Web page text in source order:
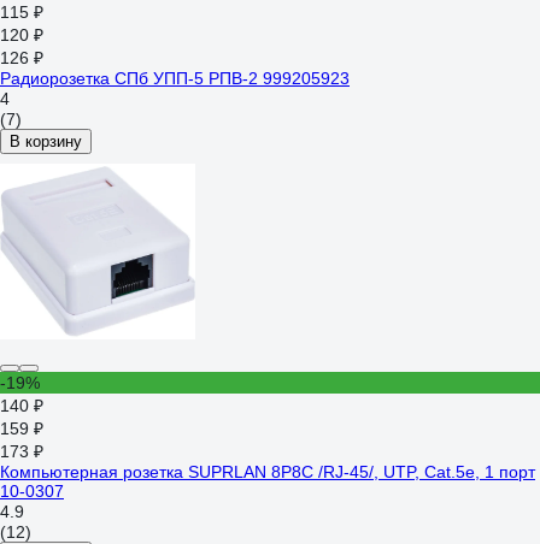
115 ₽
120 ₽
126 ₽
Радиорозетка СПб УПП-5 РПВ-2 999205923
4
(7)
В корзину
-19%
140 ₽
159 ₽
173 ₽
Компьютерная розетка SUPRLAN 8P8C /RJ-45/, UTP, Cat.5e, 1 порт
10-0307
4.9
(12)